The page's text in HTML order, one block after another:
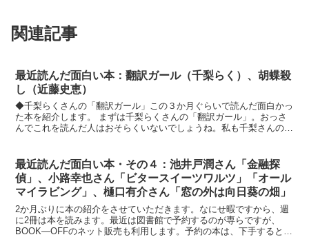
関連記事
最近読んだ面白い本：翻訳ガール（千梨らく）、胡蝶殺
し（近藤史恵）
◆千梨らくさんの「翻訳ガール」この３か月ぐらいで読んだ面白かっ
た本を紹介します。 まずは千梨らくさんの「翻訳ガール」。おっさ
んでこれを読んだ人はおそらくいないでしょうね。私も千梨さんの本
最近読んだ面白い本・その４：池井戸潤さん「金融探
偵」、小路幸也さん「ビタースイーツワルツ」「オール
マイラビング」、樋口有介さん「窓の外は向日葵の畑」
2か月ぶりに本の紹介をさせていただきます。なにせ暇ですから、週
に2冊は本を読みます。最近は図書館で予約するのが専らですが、
BOOK―OFFのネット販売も利用します。予約の本は、下手すると３